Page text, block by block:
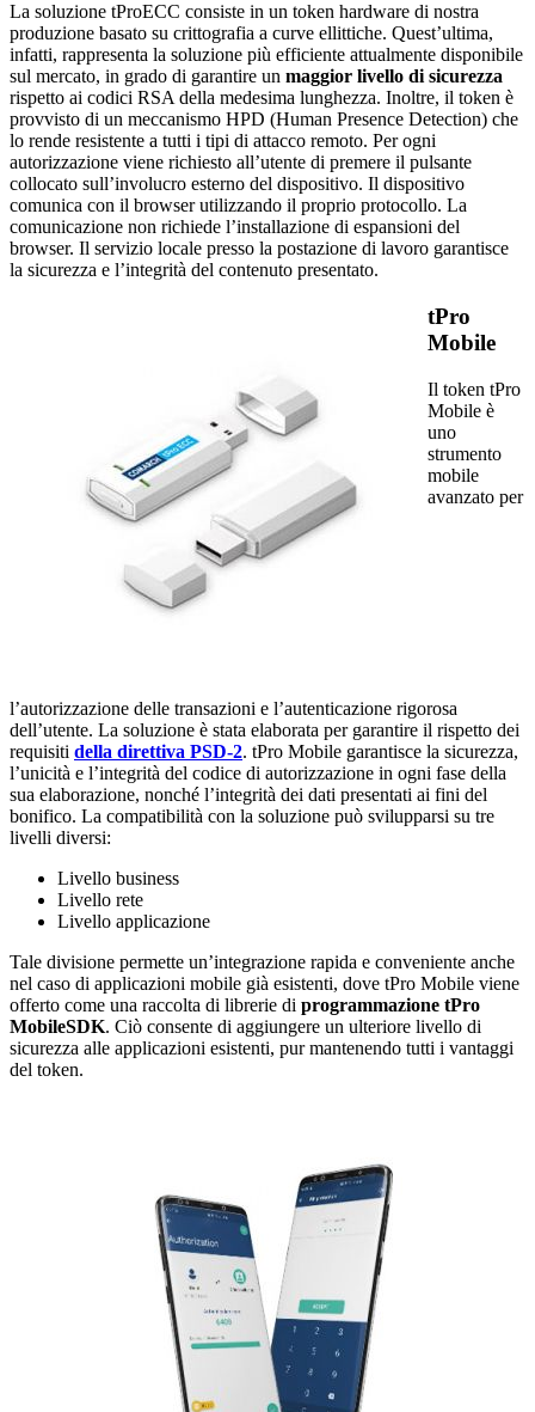
La soluzione tProECC consiste in un token hardware di nostra
produzione basato su crittografia a curve ellittiche. Quest’ultima,
infatti, rappresenta la soluzione più efficiente attualmente disponibile
sul mercato, in grado di garantire un maggior livello di sicurezza
rispetto ai codici RSA della medesima lunghezza. Inoltre, il token è
provvisto di un meccanismo HPD (Human Presence Detection) che
lo rende resistente a tutti i tipi di attacco remoto. Per ogni
autorizzazione viene richiesto all’utente di premere il pulsante
collocato sull’involucro esterno del dispositivo. Il dispositivo
comunica con il browser utilizzando il proprio protocollo. La
comunicazione non richiede l’installazione di espansioni del
browser. Il servizio locale presso la postazione di lavoro garantisce
la sicurezza e l’integrità del contenuto presentato.
tPro
Mobile
Il token tPro
Mobile è
uno
strumento
mobile
avanzato per
l’autorizzazione delle transazioni e l’autenticazione rigorosa
dell’utente. La soluzione è stata elaborata per garantire il rispetto dei
requisiti della direttiva PSD-2. tPro Mobile garantisce la sicurezza,
l’unicità e l’integrità del codice di autorizzazione in ogni fase della
sua elaborazione, nonché l’integrità dei dati presentati ai fini del
bonifico. La compatibilità con la soluzione può svilupparsi su tre
livelli diversi:
Livello business
Livello rete
Livello applicazione
Tale divisione permette un’integrazione rapida e conveniente anche
nel caso di applicazioni mobile già esistenti, dove tPro Mobile viene
offerto come una raccolta di librerie di programmazione tPro
MobileSDK. Ciò consente di aggiungere un ulteriore livello di
sicurezza alle applicazioni esistenti, pur mantenendo tutti i vantaggi
del token.